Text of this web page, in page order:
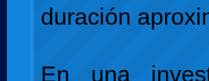
duración
En una